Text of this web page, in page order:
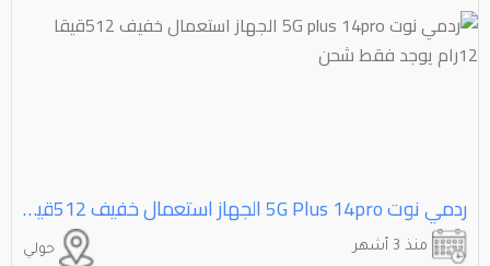
ردمي نوت ⁦⁦14pro⁩⁩ ⁦⁦plus⁩⁩ ⁦⁦5G⁩⁩ الجهاز استعمال خفيف ⁦⁦512⁩⁩قيقا ⁦⁦12⁩⁩رام يوجد فقط شحن
حولي منذ 3 أشهر